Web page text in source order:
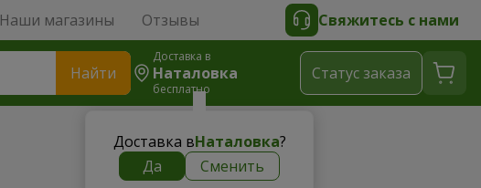
Наши магазины Отзывы Свяжитесь с нами
Найти
Доставка в
Наталовка
бесплатно
Доставка вНаталовка?
Да
Сменить
Cтатус заказа